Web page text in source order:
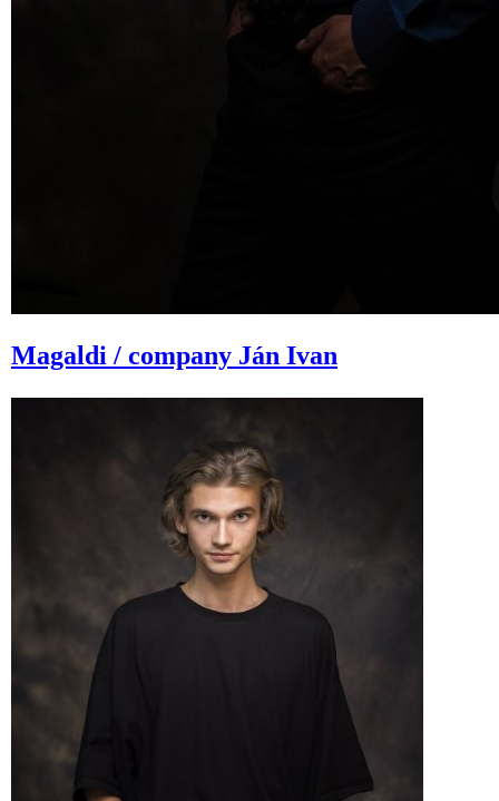
Magaldi / company Ján Ivan